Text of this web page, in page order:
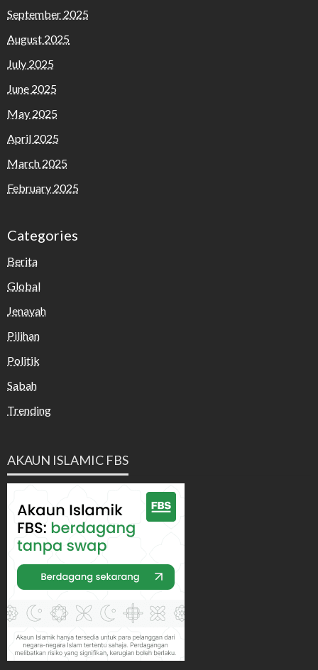
September 2025
August 2025
July 2025
June 2025
May 2025
April 2025
March 2025
February 2025
Categories
Berita
Global
Jenayah
Pilihan
Politik
Sabah
Trending
AKAUN ISLAMIC FBS